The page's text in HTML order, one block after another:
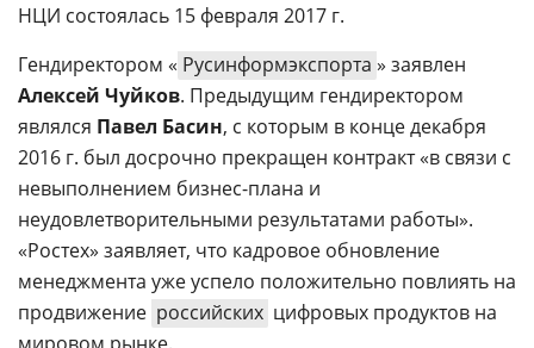
НЦИ состоялась 15 февраля 2017 г.
Гендиректором « Русинформэкспорта » заявлен
Алексей Чуйков. Предыдущим гендиректором
являлся Павел Басин, с которым в конце декабря
2016 г. был досрочно прекращен контракт «в связи с
невыполнением бизнес-плана и
неудовлетворительными результатами работы».
«Ростех» заявляет, что кадровое обновление
менеджмента уже успело положительно повлиять на
продвижение российских цифровых продуктов на
мировом рынке.